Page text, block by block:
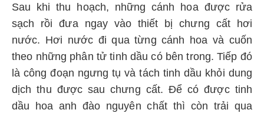
Sau khi thu hoạch, những cánh hoa được rửa
sạch rồi đưa ngay vào thiết bị chưng cất hơi
nước. Hơi nước đi qua từng cánh hoa và cuốn
theo những phân tử tinh dầu có bên trong. Tiếp đó
là công đoạn ngưng tụ và tách tinh dầu khỏi dung
dịch thu được sau chưng cất. Để có được tinh
dầu hoa anh đào nguyên chất thì còn trải qua